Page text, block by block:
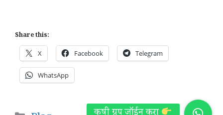
Share this:
X Facebook Telegram
WhatsApp